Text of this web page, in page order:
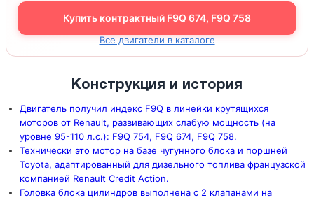
Купить контрактный F9Q 674, F9Q 758
Все двигатели в каталоге
Конструкция и история
Двигатель получил индекс F9Q в линейки крутящихся
моторов от Renault, развивающих слабую мощность (на
уровне 95-110 л.с.): F9Q 754, F9Q 674, F9Q 758.
Технически это мотор на базе чугунного блока и поршней
Toyota, адаптированный для дизельного топлива французской
компанией Renault Credit Action.
Головка блока цилиндров выполнена с 2 клапанами на